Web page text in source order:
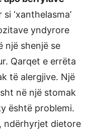
‘xanthelasma’
yndyrore
një shenjë se
Qarqet e errëta
të alergjive. Një
në një stomak
është problemi.
ndërhyrjet dietore